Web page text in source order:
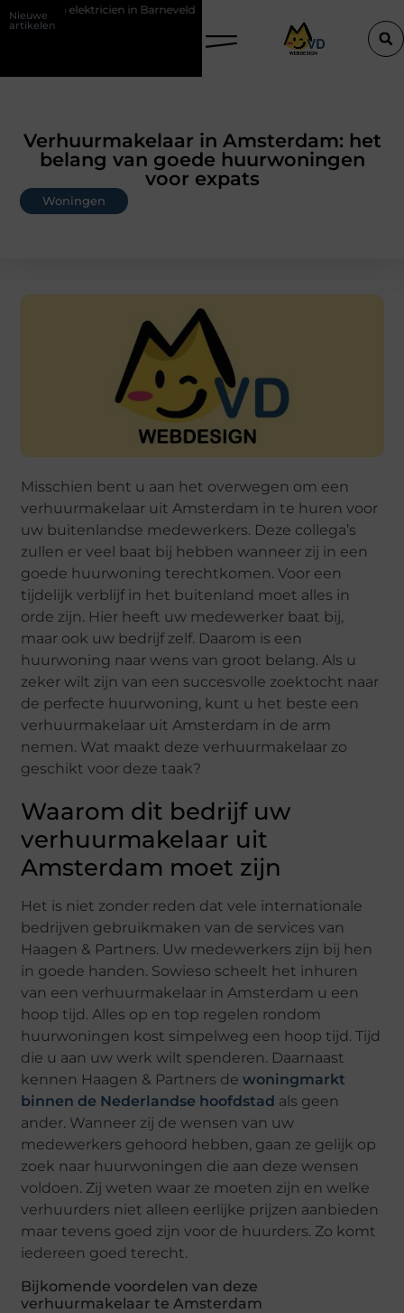
Nieuwe
artikelen
in Barneveld De Perfecte Gids voor Vloerbedekking in
Verhuurmakelaar in Amsterdam: het
belang van goede huurwoningen
voor expats
Woningen
Misschien bent u aan het overwegen om een
verhuurmakelaar uit Amsterdam in te huren voor
uw buitenlandse medewerkers. Deze collega’s
zullen er veel baat bij hebben wanneer zij in een
goede huurwoning terechtkomen. Voor een
tijdelijk verblijf in het buitenland moet alles in
orde zijn. Hier heeft uw medewerker baat bij,
maar ook uw bedrijf zelf. Daarom is een
huurwoning naar wens van groot belang. Als u
zeker wilt zijn van een succesvolle zoektocht naar
de perfecte huurwoning, kunt u het beste een
verhuurmakelaar uit Amsterdam in de arm
nemen. Wat maakt deze verhuurmakelaar zo
geschikt voor deze taak?
Waarom dit bedrijf uw
verhuurmakelaar uit
Amsterdam moet zijn
Het is niet zonder reden dat vele internationale
bedrijven gebruikmaken van de services van
Haagen & Partners. Uw medewerkers zijn bij hen
in goede handen. Sowieso scheelt het inhuren
van een verhuurmakelaar in Amsterdam u een
hoop tijd. Alles op en top regelen rondom
huurwoningen kost simpelweg een hoop tijd. Tijd
die u aan uw werk wilt spenderen. Daarnaast
kennen Haagen & Partners dewoningmarkt
binnen de Nederlandse hoofdstad als geen
ander. Wanneer zij de wensen van uw
medewerkers gehoord hebben, gaan ze gelijk op
zoek naar huurwoningen die aan deze wensen
voldoen. Zij weten waar ze moeten zijn en welke
verhuurders niet alleen eerlijke prijzen aanbieden
maar tevens goed zijn voor de huurders. Zo komt
iedereen goed terecht.
Bijkomende voordelen van deze
verhuurmakelaar te Amsterdam